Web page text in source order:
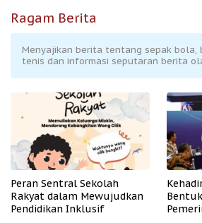
Ragam Berita
Menyajikan berita tentang sepak bola,
tenis dan informasi seputaran berita
Peran Sentral Sekolah
Rakyat dalam Mewujudkan
Pendidikan Inklusif